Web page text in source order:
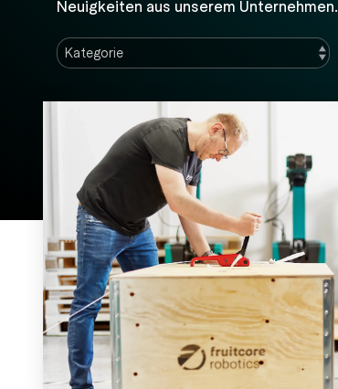
Neuigkeiten aus unserem Unternehmen.